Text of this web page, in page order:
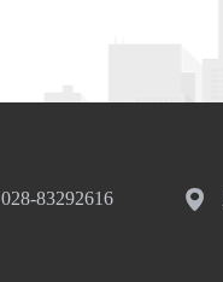
028-83292616